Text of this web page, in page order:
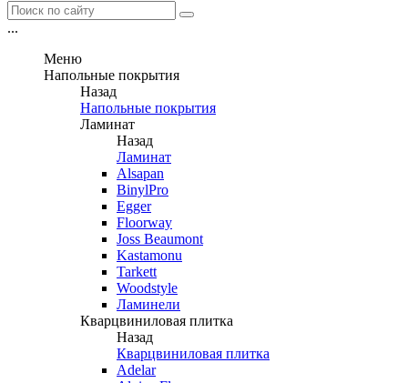
...
Меню
Напольные покрытия
Назад
Напольные покрытия
Ламинат
Назад
Ламинат
Alsapan
BinylPro
Egger
Floorway
Joss Beaumont
Kastamonu
Tarkett
Woodstyle
Ламинели
Кварцвиниловая плитка
Назад
Кварцвиниловая плитка
Adelar